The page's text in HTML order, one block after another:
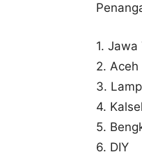
1. Jawa
2. Aceh
3.
4. Kalsel
5.
6. DIY